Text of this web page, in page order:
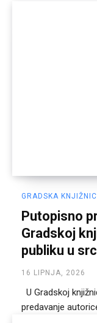
GRADSKA
Putopisno
Gradskoj
publiku u
16 LIPNJA, 2026
U Gradskoj
predavanje